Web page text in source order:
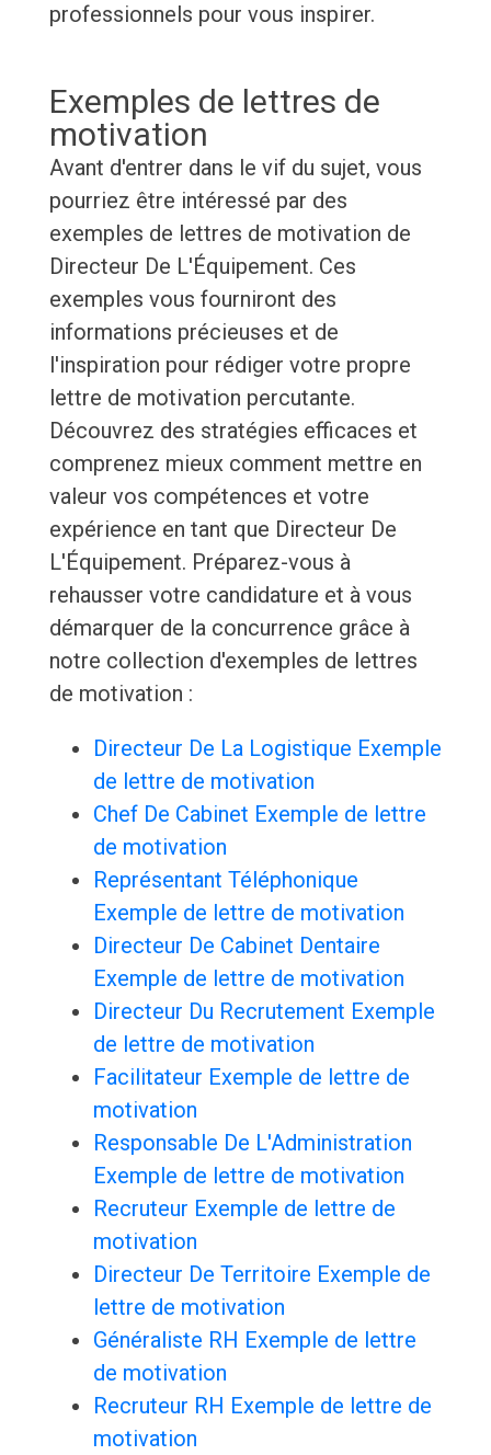
professionnels pour vous inspirer.
Exemples de lettres de
motivation
Avant d'entrer dans le vif du sujet, vous
pourriez être intéressé par des
exemples de lettres de motivation de
Directeur De L'Équipement. Ces
exemples vous fourniront des
informations précieuses et de
l'inspiration pour rédiger votre propre
lettre de motivation percutante.
Découvrez des stratégies efficaces et
comprenez mieux comment mettre en
valeur vos compétences et votre
expérience en tant que Directeur De
L'Équipement. Préparez-vous à
rehausser votre candidature et à vous
démarquer de la concurrence grâce à
notre collection d'exemples de lettres
de motivation :
Directeur De La Logistique Exemple
de lettre de motivation
Chef De Cabinet Exemple de lettre
de motivation
Représentant Téléphonique
Exemple de lettre de motivation
Directeur De Cabinet Dentaire
Exemple de lettre de motivation
Directeur Du Recrutement Exemple
de lettre de motivation
Facilitateur Exemple de lettre de
motivation
Responsable De L'Administration
Exemple de lettre de motivation
Recruteur Exemple de lettre de
motivation
Directeur De Territoire Exemple de
lettre de motivation
Généraliste RH Exemple de lettre
de motivation
Recruteur RH Exemple de lettre de
motivation